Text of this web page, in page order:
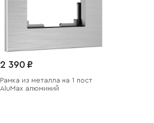
2 390 ₽
Рамка из металла на 1 пост
АluMax алюминий